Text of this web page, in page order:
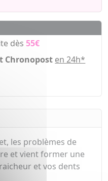
dès55€
Chronopost en 24h*
les problèmes de
et vient former une
et vos dents